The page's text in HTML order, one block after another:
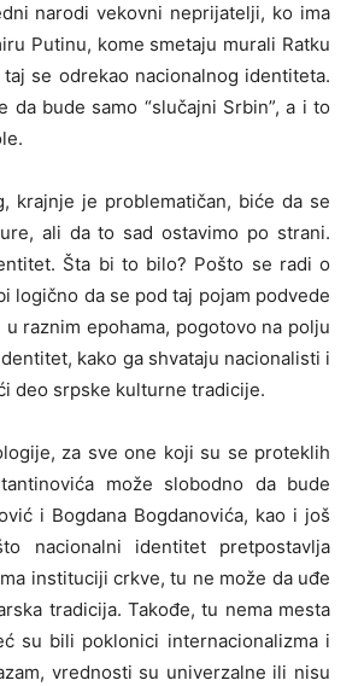
narodi vekovni neprijatelji, ko ima
Putinu, kome smetaju murali Ratku
se odrekao nacionalnog identiteta.
bude samo “slučajni Srbin”, a i to
krajnje je problematičan, biće da se
ali da to sad ostavimo po strani.
Šta bi to bilo? Pošto se radi o
logično da se pod taj pojam podvede
raznim epohama, pogotovo na polju
kako ga shvataju nacionalisti i
deo srpske kulturne tradicije.
za sve one koji su se proteklih
može slobodno da bude
i Bogdana Bogdanovića, kao i još
nacionalni identitet pretpostavlja
instituciji crkve, tu ne može da uđe
tradicija. Takođe, tu nema mesta
su bili poklonici internacionalizma i
vrednosti su univerzalne ili nisu